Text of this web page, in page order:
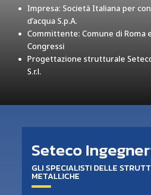
Impresa: Società Italiana per
d’acqua S.p.A.
Committente: Comune di Roma
Congressi
Progettazione strutturale
S.r.l.
Seteco
GLI SPECIALISTI DELLE
METALLICHE